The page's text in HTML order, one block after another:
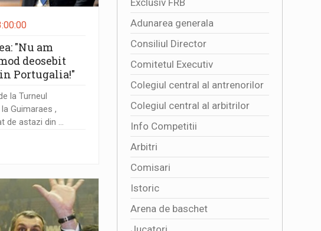
"Nu am
deosebit
Portugalia!"
la Turneul
Guimaraes ,
de astazi din ...
Adunarea generala
Consiliul Director
Comitetul Executiv
Colegiul central al antrenorilor
Colegiul central al arbitrilor
Info Competitii
Arbitri
Comisari
Istoric
Arena de baschet